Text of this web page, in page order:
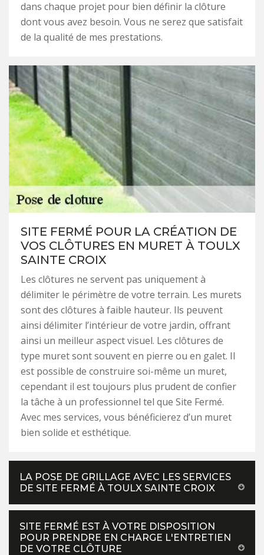
dans chaque projet pour bien définir la clôture
dont vous avez besoin. Vous ne serez que satisfait
de la qualité de mes prestations.
SITE FERMÉ POUR LA CRÉATION DE
VOS CLÔTURES EN MURET À TOULX
SAINTE CROIX
Les clôtures ne servent pas uniquement à
délimiter le périmètre de votre terrain. Les murets
sont des clôtures à faible hauteur. Ils peuvent
ainsi délimiter l’intérieur de votre jardin, offrant
ainsi un meilleur aspect visuel. Les clôtures de
type muret sont souvent en pierre ou en galet. Il
est possible de construire soi-même un muret,
cependant il est toujours plus prudent de confier
la tâche à un professionnel tel que Site Fermé.
Avec mes services, vous bénéficierez d’un muret
bien solide et esthétique.
LA POSE DE GRILLAGE AVEC LES SERVICES
DE SITE FERMÉ À TOULX SAINTE CROIX
SITE FERMÉ EST À VOTRE DISPOSITION
POUR PRENDRE EN CHARGE L'ENTRETIEN
DE VOTRE CLÔTURE